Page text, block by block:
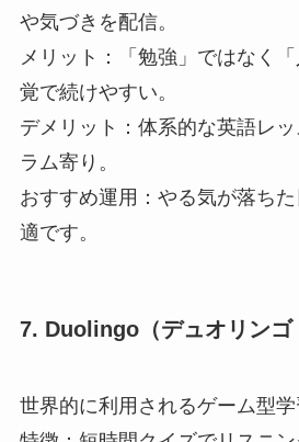
や気づきを配信。
メリット：「勉強」ではなく
覚で続けやすい。
デメリット：体系的な英語レ
ラム寄り。
おすすめ運用：やる気が落ち
適です。
7. Duolingo（デュオリンゴ
世界的に利用されるゲーム型学